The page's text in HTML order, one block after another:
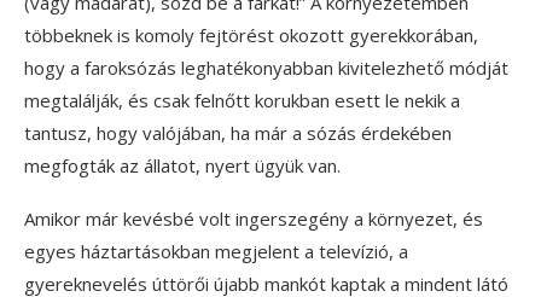
többeknek is komoly fejtörést okozott gyerekkorában,
hogy a faroksózás leghatékonyabban kivitelezhető módját
megtalálják, és csak felnőtt korukban esett le nekik a
tantusz, hogy valójában, ha már a sózás érdekében
megfogták az állatot, nyert ügyük van.
Amikor már kevésbé volt ingerszegény a környezet, és
egyes háztartásokban megjelent a televízió, a
gyereknevelés úttörői újabb mankót kaptak a mindent látó